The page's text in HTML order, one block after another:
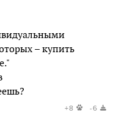
– купить
+8 -6